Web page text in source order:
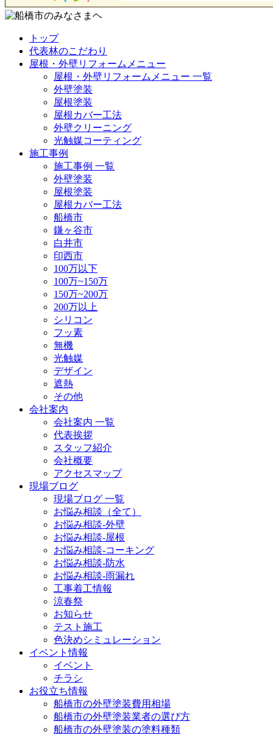
トップ
代表林のこだわり
屋根・外壁リフォームメニュー
屋根・外壁リフォームメニュー 一覧
外壁塗装
屋根塗装
屋根カバー工法
外壁クリーニング
光触媒コーティング
施工事例
施工事例 一覧
外壁塗装
屋根塗装
屋根カバー工法
船橋市
鎌ヶ谷市
白井市
印西市
100万以下
100万~150万
150万~200万
200万以上
シリコン
フッ素
無機
光触媒
デザイン
遮熱
その他
会社案内
会社案内 一覧
代表挨拶
スタッフ紹介
会社概要
アクセスマップ
現場ブログ
現場ブログ 一覧
お悩み相談（全て）
お悩み相談-外壁
お悩み相談-屋根
お悩み相談-コーキング
お悩み相談-防水
お悩み相談-雨漏れ
工事着工情報
涼春祭
お知らせ
テスト施工
色決めシミュレーション
イベント情報
イベント
チラシ
お役立ち情報
船橋市の外壁塗装費用相場
船橋市の外壁塗装業者の選び方
船橋市の外壁塗装の塗料種類